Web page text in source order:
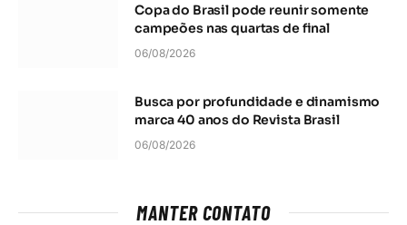
Copa do Brasil pode reunir somente
campeões nas quartas de final
06/08/2026
Busca por profundidade e dinamismo
marca 40 anos do Revista Brasil
06/08/2026
MANTER CONTATO